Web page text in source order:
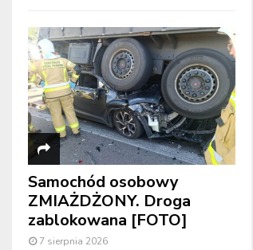
Samochód osobowy
ZMIAŻDŻONY. Droga
zablokowana [FOTO]
7 sierpnia 2026